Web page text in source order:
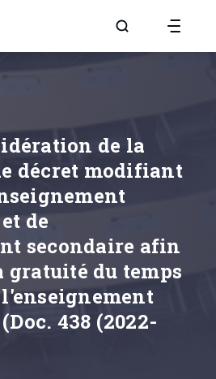
Aller à la page
de la
décret modifiant
de
secondaire afin
du temps
438 (2022-